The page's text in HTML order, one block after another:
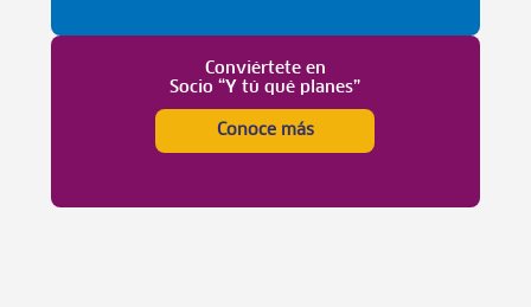
Conviértete en
Socio “Y tú qué planes”
Conoce más